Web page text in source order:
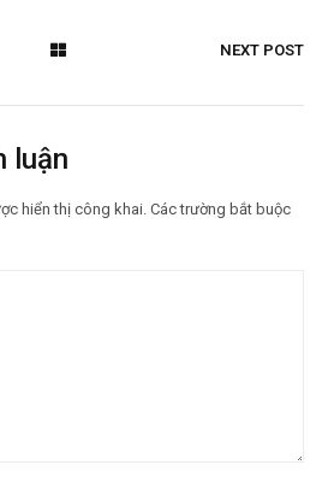
NEXT POST
luận
hiển thị công khai. Các trường bắt buộc